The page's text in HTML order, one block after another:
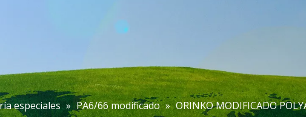
especiales » PA6/66 modificado » ORINKO MODIFICADO